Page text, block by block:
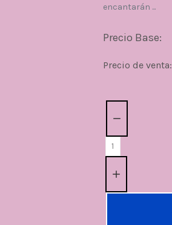
encantarán ...
Precio Base:
Precio de venta: